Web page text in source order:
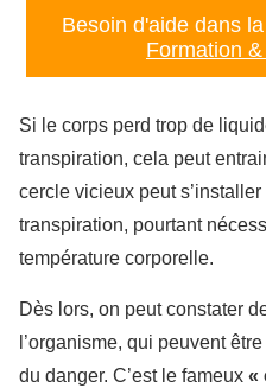
Besoin d'aide dans
Formation
Si le corps perd trop de
transpiration, cela peut
cercle vicieux peut
transpiration, pourtant
température corporelle.
Dès lors, on peut constater
l’organisme, qui peuvent
du danger. C’est le fameux «